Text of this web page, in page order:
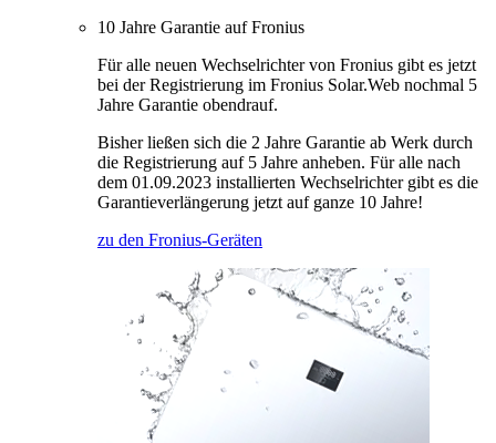
10 Jahre Garantie auf Fronius
Für alle neuen Wechselrichter von Fronius gibt es jetzt
bei der Registrierung im Fronius Solar.Web nochmal 5
Jahre Garantie obendrauf.
Bisher ließen sich die 2 Jahre Garantie ab Werk durch
die Registrierung auf 5 Jahre anheben. Für alle nach
dem 01.09.2023 installierten Wechselrichter gibt es die
Garantieverlängerung jetzt auf ganze 10 Jahre!
zu den Fronius-Geräten